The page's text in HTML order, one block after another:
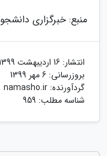
منبع: خبرگزاری دانشجو
انتشار: 16 اردیبهشت 1399
بروزرسانی: 6 مهر 1399
گردآورنده: namasho.ir
شناسه مطلب: 959